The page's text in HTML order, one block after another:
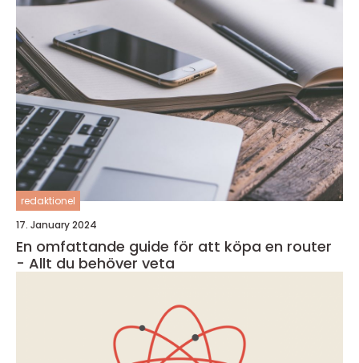
redaktionel
17. January 2024
En omfattande guide för att köpa en router
- Allt du behöver veta